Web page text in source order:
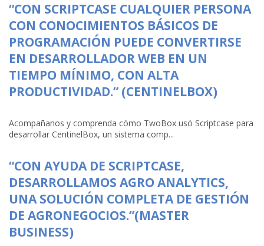
“CON SCRIPTCASE CUALQUIER PERSONA
CON CONOCIMIENTOS BÁSICOS DE
PROGRAMACIÓN PUEDE CONVERTIRSE
EN DESARROLLADOR WEB EN UN
TIEMPO MÍNIMO, CON ALTA
PRODUCTIVIDAD.” (CENTINELBOX)
Acompañanos y comprenda cómo TwoBox usó Scriptcase para
desarrollar CentinelBox, un sistema comp...
“CON AYUDA DE SCRIPTCASE,
DESARROLLAMOS AGRO ANALYTICS,
UNA SOLUCIÓN COMPLETA DE GESTIÓN
DE AGRONEGOCIOS.”(MASTER
BUSINESS)